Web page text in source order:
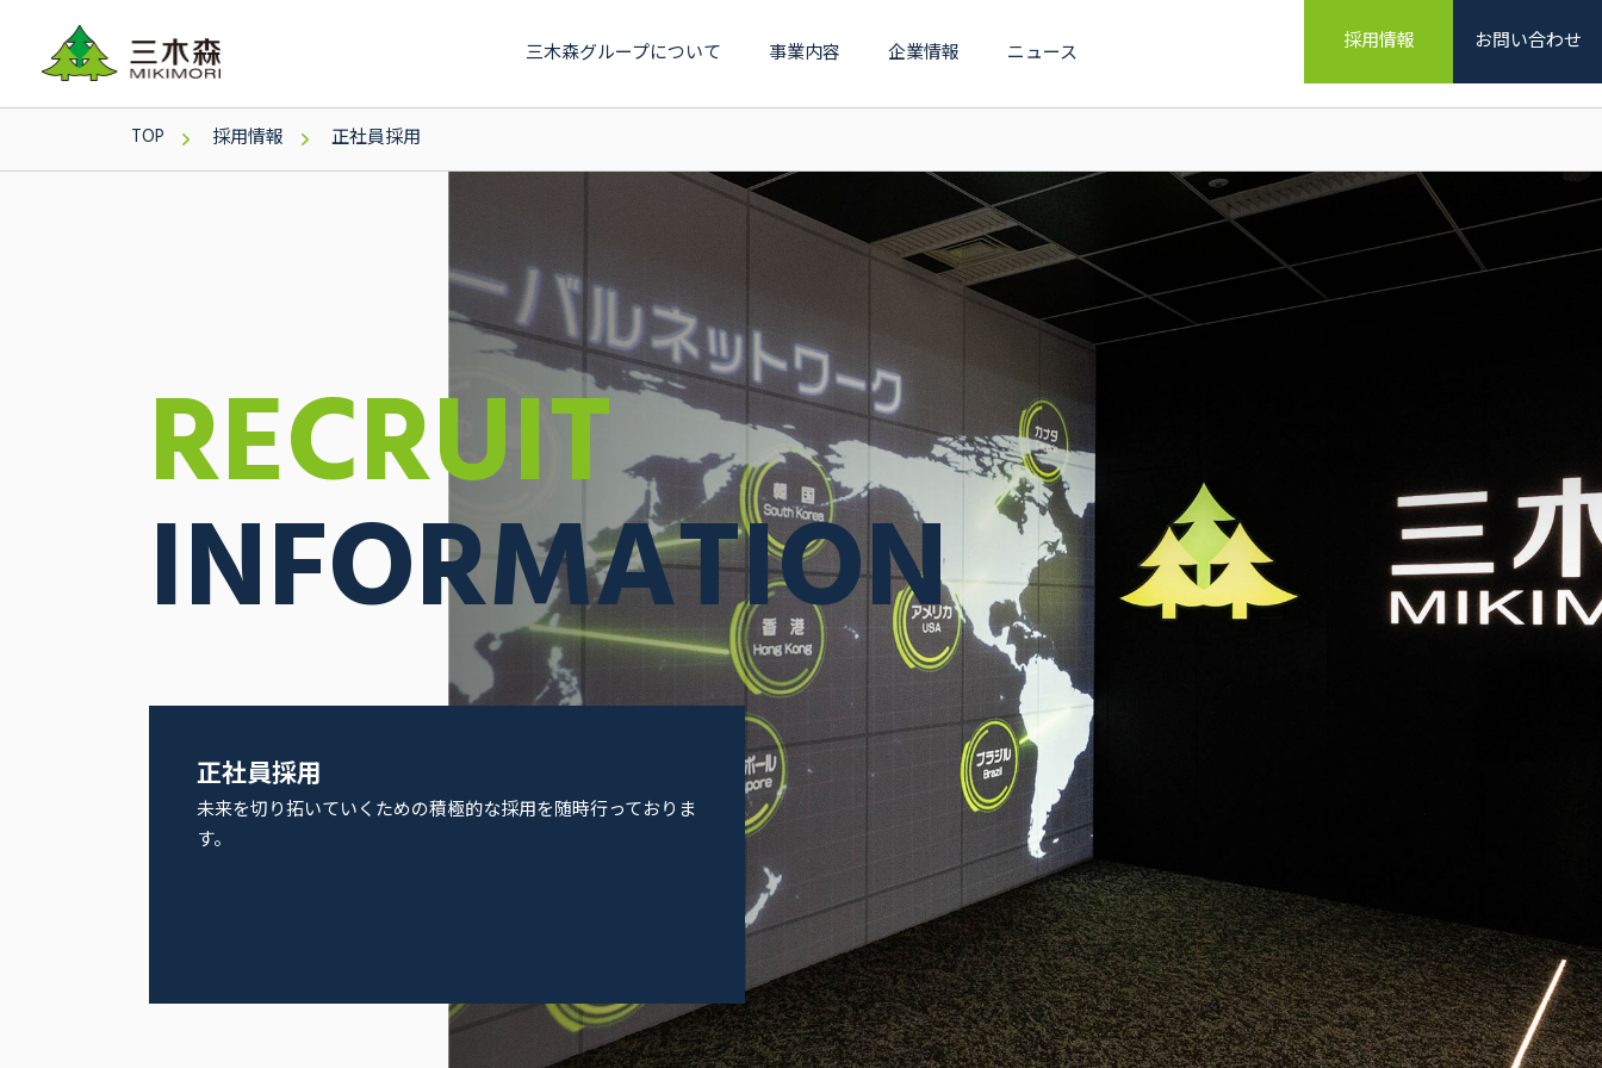
三木森グループについて 事業内容 企業情報 ニュース 採用情報 お問い合わせ
TOP 採用情報 正社員採用
RECRUIT
INFORMATION
正社員採用
未来を切り拓いていくための積極的な採用を随時行っておりま
す。